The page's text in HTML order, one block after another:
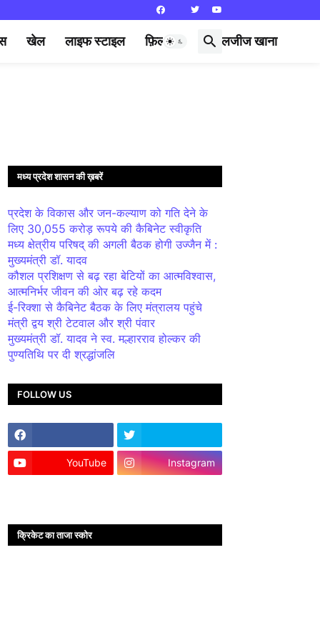
खेल लाइफ स्टाइल फ़िल्मी दुनिया लजीज खाना
मध्य प्रदेश शासन की ख़बरें
प्रदेश के विकास और जन-कल्याण को गति देने के
लिए 30,055 करोड़ रूपये की कैबिनेट स्वीकृति
मध्य क्षेत्रीय परिषद् की अगली बैठक होगी उज्जैन में :
मुख्यमंत्री डॉ. यादव
कौशल प्रशिक्षण से बढ़ रहा बेटियों का आत्मविश्वास,
आत्मनिर्भर जीवन की ओर बढ़ रहे कदम
ई-रिक्शा से कैबिनेट बैठक के लिए मंत्रालय पहुंचे
मंत्री द्वय श्री टेटवाल और श्री पंवार
मुख्यमंत्री डॉ. यादव ने स्व. मल्हारराव होल्कर की
पुण्यतिथि पर दी श्रद्धांजलि
FOLLOW US
YouTube Instagram
क्रिकेट का ताजा स्कोर